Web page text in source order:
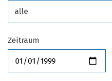
alle
Zeitraum